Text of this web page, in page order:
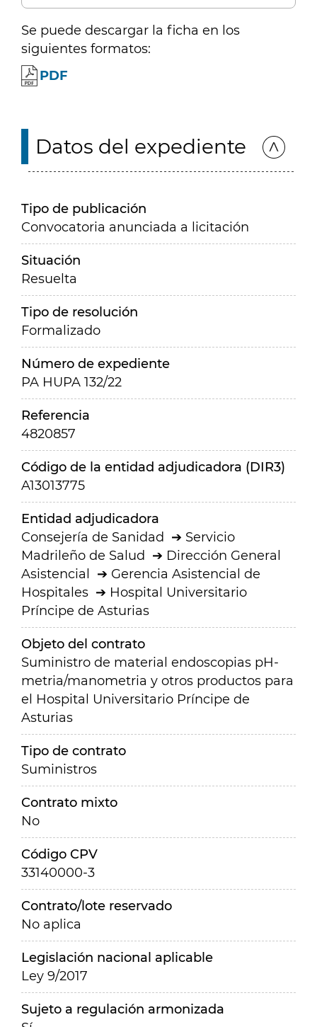
Se puede descargar la ficha en los
siguientes formatos:
PDF
Datos del expediente
Tipo de publicación
Convocatoria anunciada a licitación
Situación
Resuelta
Tipo de resolución
Formalizado
Número de expediente
PA HUPA 132/22
Referencia
4820857
Código de la entidad adjudicadora (DIR3)
A13013775
Entidad adjudicadora
Consejería de Sanidad
Servicio
Madrileño de Salud
Dirección General
Asistencial
Gerencia Asistencial de
Hospitales
Hospital Universitario
Príncipe de Asturias
Objeto del contrato
Suministro de material endoscopias pH-
metria/manometria y otros productos para
el Hospital Universitario Príncipe de
Asturias
Tipo de contrato
Suministros
Contrato mixto
No
Código CPV
33140000-3
Contrato/lote reservado
No aplica
Legislación nacional aplicable
Ley 9/2017
Sujeto a regulación armonizada